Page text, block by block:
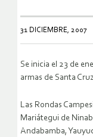
31 DICIEMBRE, 2007
Se inicia el 23 de
armas de Santa Cruz
Las Rondas
Mariátegui de
Andabamba,